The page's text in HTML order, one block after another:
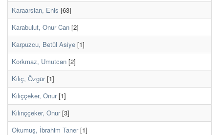
Karaarslan, Enis [63]
Karabulut, Onur Can [2]
Karpuzcu, Betül Asiye [1]
Korkmaz, Umutcan [2]
Kılıç, Özgür[1]
Kılıççeker, Onur[1]
Kılınççeker, Onur[3]
Okumuş, İbrahim Taner[1]